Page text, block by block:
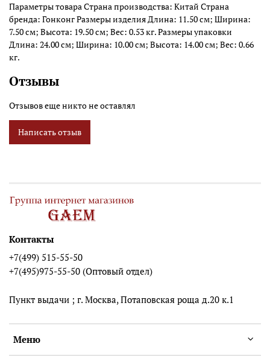
Параметры товара Страна производства: Китай Страна
бренда: Гонконг Размеры изделия Длина: 11.50 см; Ширина:
7.50 см; Высота: 19.50 см; Вес: 0.53 кг. Размеры упаковки
Длина: 24.00 см; Ширина: 10.00 см; Высота: 14.00 см; Вес: 0.66
кг.
Отзывы
Отзывов еще никто не оставлял
Написать отзыв
Меню
Контакты
+7(499) 515-55-50
+7(495)975-55-50 (Оптовый отдел)
Пункт выдачи ; г. Москва, Потаповская роща д.20 к.1